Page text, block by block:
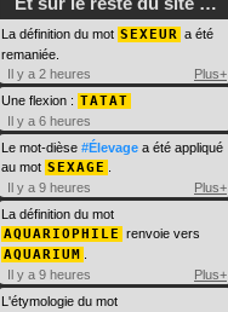
La définition du mot SEXEUR a été
remaniée.
Il y a 2 heures
Plus+
Une flexion : TATAT
Il y a 6 heures
Le mot-dièse #Élevage a été appliqué
au mot SEXAGE
Il y a 9 heures
Plus+
La définition du mot
AQUARIOPHILE renvoie vers
AQUARIUM
Il y a 9 heures
Plus+
L'étymologie du mot